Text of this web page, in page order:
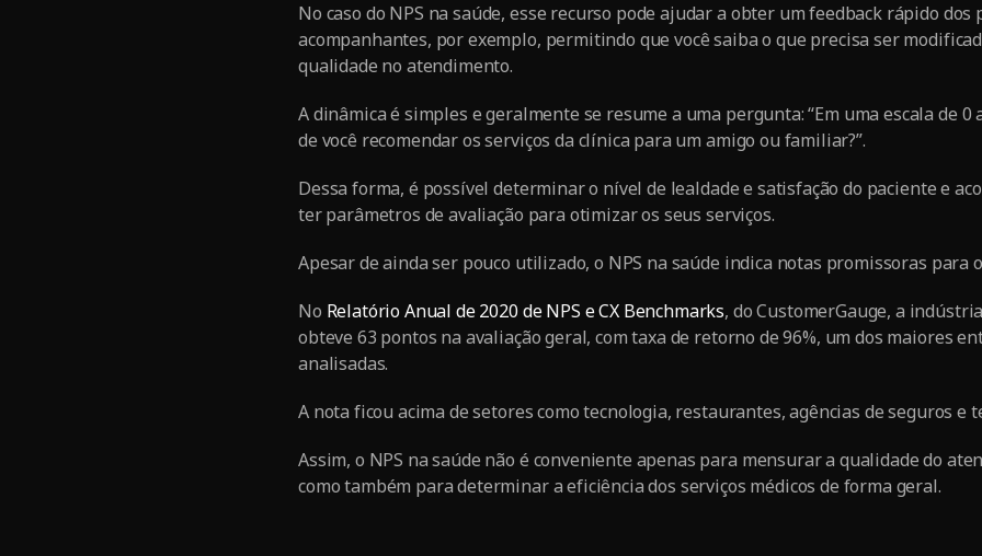
No caso do NPS na saúde, esse recurso pode ajudar a obter um feedback rápido dos
acompanhantes, por exemplo, permitindo que você saiba o que precisa ser
qualidade no atendimento.
A dinâmica é simples e geralmente se resume a uma pergunta: “Em uma escala de 0
de você recomendar os serviços da clínica para um amigo ou familiar?”.
Dessa forma, é possível determinar o nível de lealdade e satisfação do paciente e
ter parâmetros de avaliação para otimizar os seus serviços.
Apesar de ainda ser pouco utilizado, o NPS na saúde indica notas promissoras para
No Relatório Anual de 2020 de NPS e CX Benchmarks, do CustomerGauge, a
obteve 63 pontos na avaliação geral, com taxa de retorno de 96%, um dos maiores
analisadas.
A nota ficou acima de setores como tecnologia, restaurantes, agências de seguros e
Assim, o NPS na saúde não é conveniente apenas para mensurar a qualidade do
como também para determinar a eficiência dos serviços médicos de forma geral.